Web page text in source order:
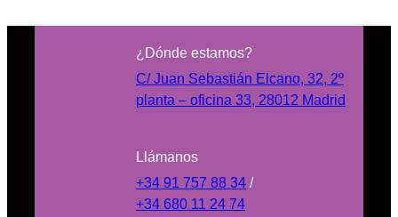
¿Dónde estamos?
C/ Juan Sebastián Elcano, 32, 2º
planta – oficina 33, 28012 Madrid
Llámanos
+34 91 757 88 34/
+34 680 11 24 74